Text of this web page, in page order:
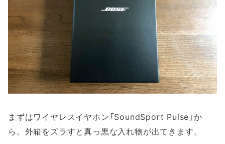
まずはワイヤレスイヤホン「SoundSport Pulse」か
ら。外箱をズラすと真っ黒な入れ物が出てきます。